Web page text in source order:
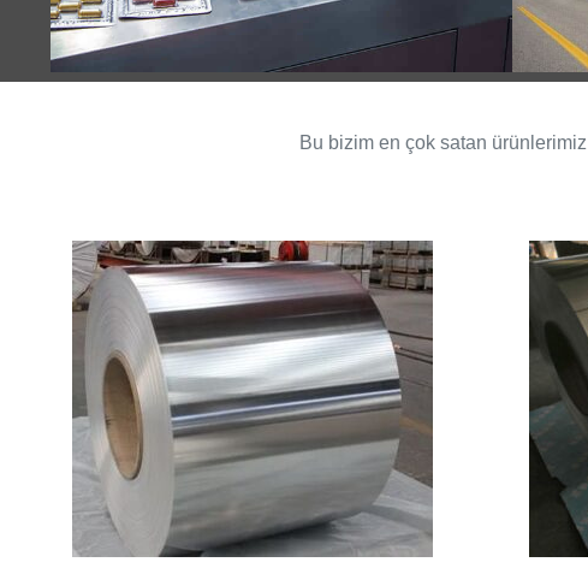
Bu bizim en çok satan ürünlerimiz